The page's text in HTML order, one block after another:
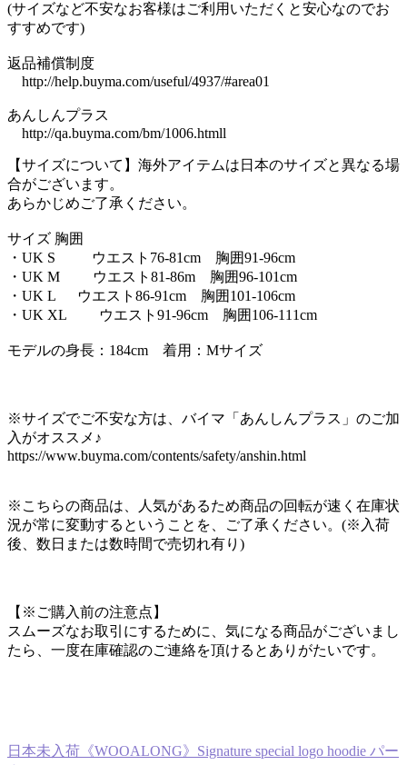
(サイズなど不安なお客様はご利用いただくと安心なのでお
すすめです)
返品補償制度
http://help.buyma.com/useful/4937/#area01
あんしんプラス
http://qa.buyma.com/bm/1006.htmll
【サイズについて】海外アイテムは日本のサイズと異なる場
合がございます。
あらかじめご了承ください。
サイズ 胸囲
・UK S ウエスト76-81cm 胸囲91-96cm
・UK M ウエスト81-86m 胸囲96-101cm
・UK L ウエスト86-91cm 胸囲101-106cm
・UK XL ウエスト91-96cm 胸囲106-111cm
モデルの身長：184cm 着用：Mサイズ
※サイズでご不安な方は、バイマ「あんしんプラス」のご加
入がオススメ♪
https://www.buyma.com/contents/safety/anshin.html
※こちらの商品は、人気があるため商品の回転が速く在庫状
況が常に変動するということを、ご了承ください。(※入荷
後、数日または数時間で売切れ有り)
【※ご購入前の注意点】
スムーズなお取引にするために、気になる商品がございまし
たら、一度在庫確認のご連絡を頂けるとありがたいです。
日本未入荷《WOOALONG》Signature special logo hoodie パー